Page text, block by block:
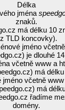
Délka
jména
znaků.
má délku 10
TLD koncovky).
jméno
je dlouhé
včetně www a
má
jméno včetně
má
řadíme
domény.